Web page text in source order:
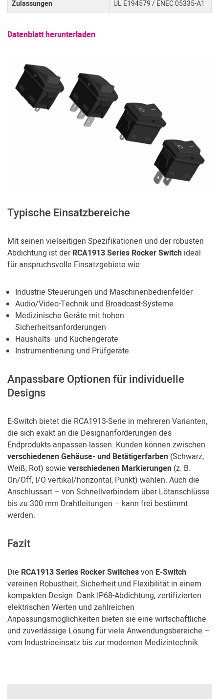
Zulassungen UL E194579 / ENEC 05335-A1
Datenblatt herunterladen
Typische Einsatzbereiche
Mit seinen vielseitigen Spezifikationen und der robusten
Abdichtung ist derRCA1913 Series Rocker Switch ideal
für anspruchsvolle Einsatzgebiete wie:
Industrie-Steuerungen und Maschinenbedienfelder
Audio/Video-Technik und Broadcast-Systeme
Medizinische Geräte mit hohen
Sicherheitsanforderungen
Haushalts- und Küchengeräte
Instrumentierung und Prüfgeräte
Anpassbare Optionen für individuelle
Designs
E-Switch bietet die RCA1913-Serie in mehreren Varianten,
die sich exakt an die Designanforderungen des
Endprodukts anpassen lassen. Kunden können zwischen
verschiedenen Gehäuse- und Betätigerfarben (Schwarz,
Weiß, Rot) sowie verschiedenen Markierungen (z. B.
On/Off, I/O vertikal/horizontal, Punkt) wählen. Auch die
Anschlussart – von Schnellverbindern über Lötanschlüsse
bis zu 300 mm Drahtleitungen – kann frei bestimmt
werden.
Fazit
Die RCA1913 Series Rocker Switchesvon E-Switch
vereinen Robustheit, Sicherheit und Flexibilität in einem
kompakten Design. Dank IP68-Abdichtung, zertifizierten
elektrischen Werten und zahlreichen
Anpassungsmöglichkeiten bieten sie eine wirtschaftliche
und zuverlässige Lösung für viele Anwendungsbereiche –
vom Industrieeinsatz bis zur modernen Medizintechnik.